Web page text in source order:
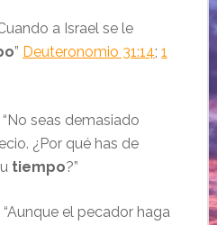
a Israel se le
” Deuteronomio 31:14; 1
No seas demasiado
¿Por qué has de
tiempo?”
“Aunque el pecador haga